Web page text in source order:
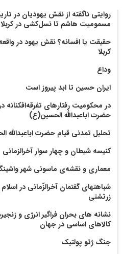
روایتی ناگفته از نقش یهودیان در
مسمومیت هاشم تا نسل‌کشی در کربلا
حقیقت یا افسانه؟‌ نقش یهود در
کربلا
وداع
ایران حسین تا ابد پیروز است
در محکومیت رفتارهای تفرقه‌افکنانه
حضرت اباعبدالله الحسین(ع)
تحلیل تمدنی قیام حضرت اباعبدالله
کنیسه شیطان و چهار سوار آخرالزمانی
معماری و نقشه‌ی ماسونی شهر
شباهتهای گفتمان آخر‌الزّمانی در
زرتشتی
نشانه های بحران فراگیر انرژی و
کالاهای اساسی در جهان
جنگ ژئو پولتیک